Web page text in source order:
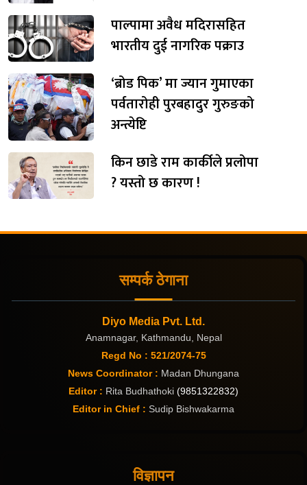
पाल्पामा अवैध मदिरासहित
भारतीय दुई नागरिक पक्राउ
‘ब्रोड पिक’ मा ज्यान गुमाएका
पर्वतारोही पुरबहादुर गुरुङको
अन्त्येष्टि
किन छाडे राम कार्कीले प्रलोपा
? यस्तो छ कारण !
सम्पर्क ठेगाना
Diyo Media Pvt. Ltd.
Anamnagar, Kathmandu, Nepal
Regd No : 521/2074-75
News Coordinator : Madan Dhungana
Editor : Rita Budhathoki (9851322832)
Editor in Chief : Sudip Bishwakarma
विज्ञापन